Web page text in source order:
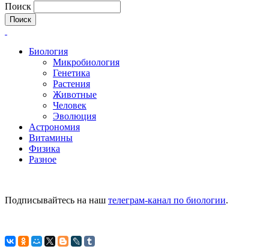
Поиск
Биология
Микробиология
Генетика
Растения
Животные
Человек
Эволюция
Астрономия
Витамины
Физика
Разное
Подписывайтесь на наш телеграм-канал по биологии.